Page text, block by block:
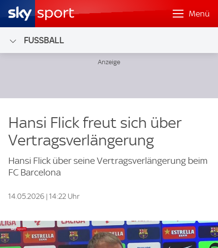
Menü
FUSSBALL
Hansi Flick freut sich über
Vertragsverlängerung
Hansi Flick über seine Vertragsverlängerung beim
FC Barcelona
14.05.2026 | 14:22 Uhr